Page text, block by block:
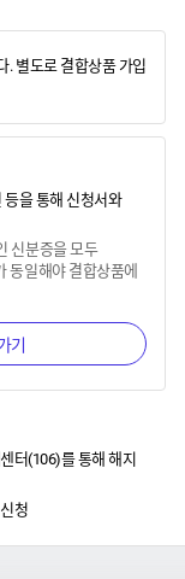
. 별도로 결합상품 가입
등을 통해 신청서와
신분증을 모두
동일해야 결합상품에
기
터(106)를 통해 해지
청